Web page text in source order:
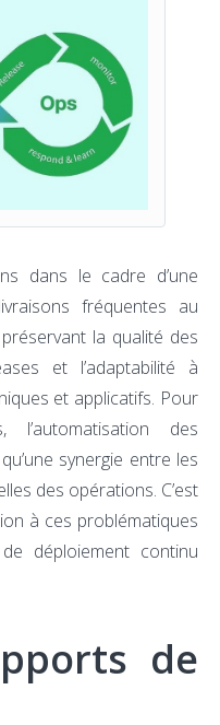
dans le cadre d’une
fréquentes au
la qualité des
et l’adaptabilité à
et applicatifs. Pour
des
synergie entre les
des opérations. C’est
à ces problématiques
déploiement continu
de